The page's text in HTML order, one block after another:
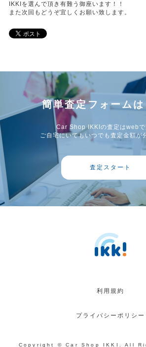
IKKIを選んで頂き有難う御座います！！
また次回もどうぞ宜しくお願い致します。
簡単査定フォーム
Car Shop IKKIの査定はweb
ご自宅にいてもいつでも査定金額が
査定スタート
利用規約
プライバシーポリシー
Copyright © Car Shop IKKI. All